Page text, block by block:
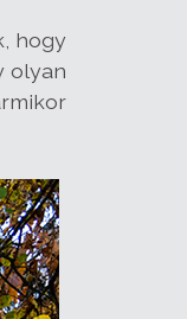
hogy
olyan